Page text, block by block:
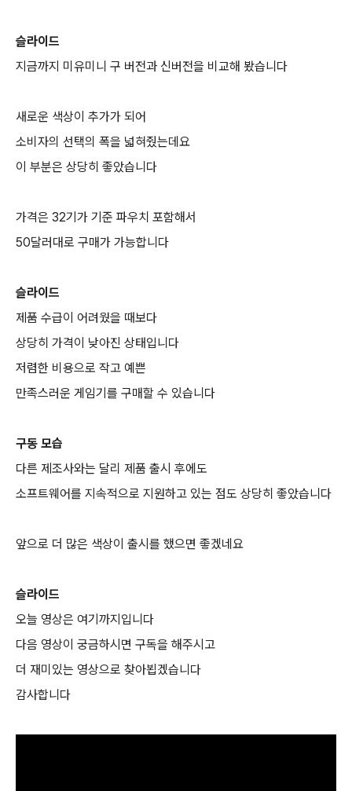
슬라이드
지금까지 미유미니 구 버전과 신버전을 비교해 봤습니다
새로운 색상이 추가가 되어
소비자의 선택의 폭을 넓혀줬는데요
이 부분은 상당히 좋았습니다
가격은 32기가 기준 파우치 포함해서
50달러대로 구매가 가능합니다
슬라이드
제품 수급이 어려웠을 때보다
상당히 가격이 낮아진 상태입니다
저렴한 비용으로 작고 예쁜
만족스러운 게임기를 구매할 수 있습니다
구동 모습
다른 제조사와는 달리 제품 출시 후에도
소프트웨어를 지속적으로 지원하고 있는 점도 상당히 좋았습니다
앞으로 더 많은 색상이 출시를 했으면 좋겠네요
슬라이드
오늘 영상은 여기까지입니다
다음 영상이 궁금하시면 구독을 해주시고
더 재미있는 영상으로 찾아뵙겠습니다
감사합니다